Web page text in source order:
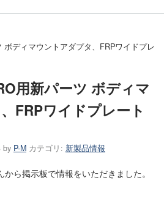
ボディマウントアダプタ、FRPワイドプレ
用新パーツ ボディマ
FRPワイドプレート
by P-M カテゴリ: 新製品情報
ら掲示板で情報をいただきました。